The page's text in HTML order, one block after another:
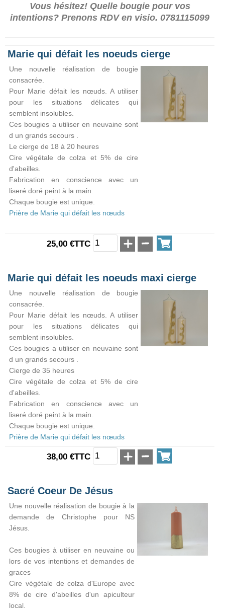
Vous hésitez! Quelle bougie pour vos
intentions? Prenons RDV en visio. 0781115099
Marie qui défait les noeuds cierge
Une nouvelle réalisation de bougie
consacrée.
Pour Marie défait les nœuds. A utiliser
pour les situations délicates qui
semblent insolubles.
Ces bougies a utiliser en neuvaine sont
d un grands secours .
Le cierge de 18 à 20 heures
Cire végétale de colza et 5% de cire
d'abeilles.
Fabrication en conscience avec un
liseré doré peint à la main.
Chaque bougie est unique.
Prière de Marie qui défait les nœuds
25,00 €TTC
Marie qui défait les noeuds maxi cierge
Une nouvelle réalisation de bougie
consacrée.
Pour Marie défait les nœuds. A utiliser
pour les situations délicates qui
semblent insolubles.
Ces bougies a utiliser en neuvaine sont
d un grands secours .
Cierge de 35 heures
Cire végétale de colza et 5% de cire
d'abeilles.
Fabrication en conscience avec un
liseré doré peint à la main.
Chaque bougie est unique.
Prière de Marie qui défait les nœuds
38,00 €TTC
Sacré Coeur De Jésus
Une nouvelle réalisation de bougie à la
demande de Christophe pour NS
Jésus.
Ces bougies à utiliser en neuvaine ou
lors de vos intentions et demandes de
graces
Cire végétale de colza d'Europe avec
8% de cire d'abeilles d'un apiculteur
local.